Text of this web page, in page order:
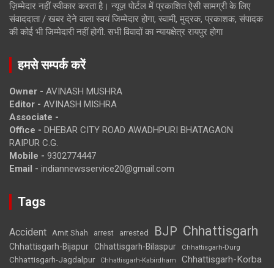
ज़िम्मेदार नहीं स्वीकार करता है। न्यूज़ पोर्टल में प्रकाशित ऐसी सामग्री के लिए
संवाददाता / खबर देने वाला स्वयं जिम्मेदार होगा, स्वामी, मुद्रक, प्रकाशक, संपादक
की कोई भी जिम्मेदारी नहीं होगी. सभी विवादों का न्यायक्षेत्र रायपुर होगा
हमसे सम्पर्क करें
Owner - AVINASH MUSHRA
Editor - AVINASH MISHRA
Associate -
Office - DHEBAR CITY ROAD AWADHPURI BHATAGAON
RAIPUR C.G.
Mobile - 9302774447
Email - indiannewsservice20@gmail.com
Tags
Accident Amit Shah arrest arrested BJP Chhattisgarh
Chhattisgarh-Bijapur Chhattisgarh-Bilaspur Chhattisgarh-Durg
Chhattisgarh-Jagdalpur Chhattisgarh-Kabirdham Chhattisgarh-Korba